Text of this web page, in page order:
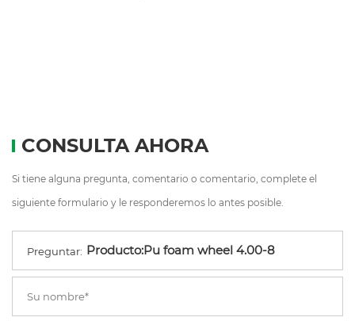
CONSULTA AHORA
Si tiene alguna pregunta, comentario o comentario, complete el
siguiente formulario y le responderemos lo antes posible.
Preguntar: